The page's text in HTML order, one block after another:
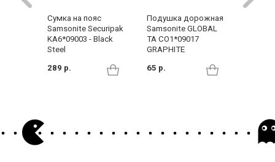
Сумка на пояс
Samsonite Securipak
KA6*09003 - Black
Steel
289 р.
Подушка дорожная
Samsonite GLOBAL
TA CO1*09017
GRAPHITE
65 р.